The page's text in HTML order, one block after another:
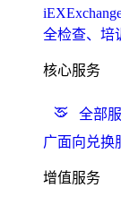
全检查、培
核心服务
全部
广面向兑换
增值服务